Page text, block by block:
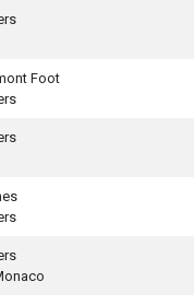
Foot